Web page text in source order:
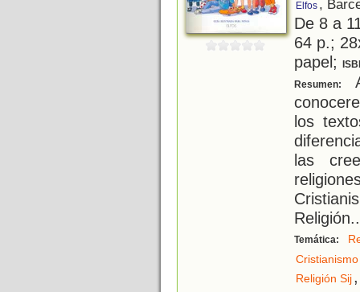
Elfos ,
De 8 a
64 p.;
papel;
Resumen:
los
las
Religión
Temática:
Cristianismo
Religión Sij,